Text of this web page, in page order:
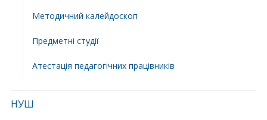
Методичний калейдоскоп
Предметні студії
Атестація педагогічних працівників
НУШ